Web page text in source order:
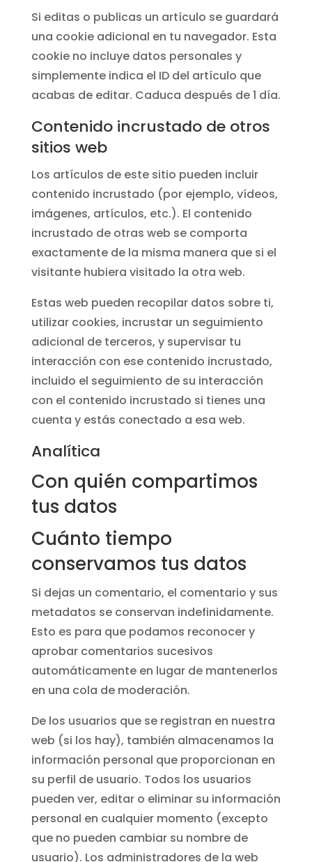
Si editas o publicas un artículo se guardará
una cookie adicional en tu navegador. Esta
cookie no incluye datos personales y
simplemente indica el ID del artículo que
acabas de editar. Caduca después de 1 día.
Contenido incrustado de otros
sitios web
Los artículos de este sitio pueden incluir
contenido incrustado (por ejemplo, vídeos,
imágenes, artículos, etc.). El contenido
incrustado de otras web se comporta
exactamente de la misma manera que si el
visitante hubiera visitado la otra web.
Estas web pueden recopilar datos sobre ti,
utilizar cookies, incrustar un seguimiento
adicional de terceros, y supervisar tu
interacción con ese contenido incrustado,
incluido el seguimiento de su interacción
con el contenido incrustado si tienes una
cuenta y estás conectado a esa web.
Analítica
Con quién compartimos
tus datos
Cuánto tiempo
conservamos tus datos
Si dejas un comentario, el comentario y sus
metadatos se conservan indefinidamente.
Esto es para que podamos reconocer y
aprobar comentarios sucesivos
automáticamente en lugar de mantenerlos
en una cola de moderación.
De los usuarios que se registran en nuestra
web (si los hay), también almacenamos la
información personal que proporcionan en
su perfil de usuario. Todos los usuarios
pueden ver, editar o eliminar su información
personal en cualquier momento (excepto
que no pueden cambiar su nombre de
usuario). Los administradores de la web